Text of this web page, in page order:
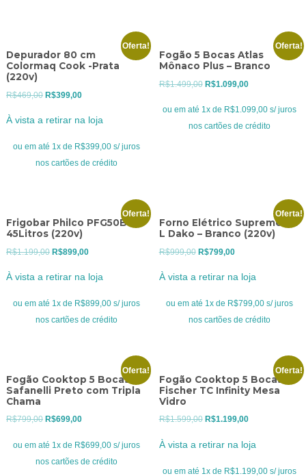
Oferta!
Depurador 80 cm
Colormaq Cook -Prata
(220v)
R$469,00 O
era:
R$469,00.
R$399,00O
atual
é:
R$399,00.
À vista a retirar na loja
ou em até 1x de R$399,00 s/ juros
nos cartões de crédito
Oferta!
Fogão 5 Bocas Atlas
Mônaco Plus – Branco
R$1.499,00 O
R$1.099,00O
atual
ou em até 1x de R$1.099,00 s/ juros
nos cartões de crédito
Oferta!
Frigobar Philco PFG50B
45Litros (220v)
R$1.199,00 O
era:
R$1.199,00.
R$899,00O
atual
é:
R$899,00.
À vista a retirar na loja
ou em até 1x de R$899,00 s/ juros
nos cartões de crédito
Oferta!
Forno Elétrico Supreme 44
L Dako – Branco (220v)
R$999,00 O
era:
R$999,00.
R$799,00O
atual
é:
R$799,00.
À vista a retirar na loja
ou em até 1x de R$799,00 s/ juros
nos cartões de crédito
Oferta!
Fogão Cooktop 5 Bocas
Safanelli Preto com Tripla
Chama
R$799,00 OR$699,00O
atual
ou em até 1x de R$699,00 s/ juros
nos cartões de crédito
Oferta!
Fogão Cooktop 5 Bocas
Fischer TC Infinity Mesa
Vidro
R$1.599,00 O
era:
R$1.199,00O
atual
é:
À vista a retirar na loja
ou em até 1x de R$1.199,00 s/ juros